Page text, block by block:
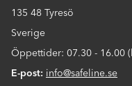
135 48 Tyresö
Sverige
Öppettider: 07.30 - 16.00
E-post: info@safeline.se